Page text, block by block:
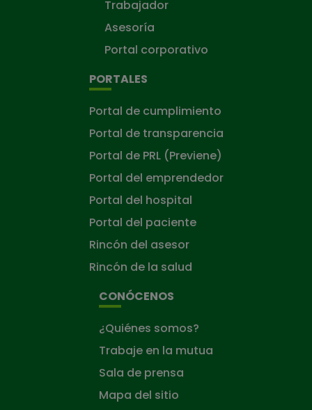
Trabajador
Asesoría
Portal corporativo
PORTALES
Portal de cumplimiento
Portal de transparencia
Portal de PRL (Previene)
Portal del emprendedor
Portal del hospital
Portal del paciente
Rincón del asesor
Rincón de la salud
CONÓCENOS
¿Quiénes somos?
Trabaje en la mutua
Sala de prensa
Mapa del sitio